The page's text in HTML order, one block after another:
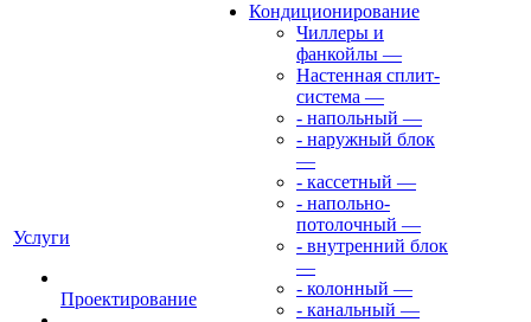
Услуги
Проектирование
Кондиционирование
Чиллеры и
фанкойлы —
Настенная сплит-
система —
- напольный —
- наружный блок
—
- кассетный —
- напольно-
потолочный —
- внутренний блок
—
- колонный —
- канальный —